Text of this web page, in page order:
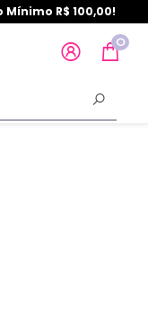
R$ 100,00!
0